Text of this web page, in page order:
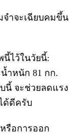
ำจะเฉียบคมขึ้น
ไว้ในวัยนี้:
ำหนัก 81 กก.
นี้ จะช่วยลดแรง
ด้ดีครับ
รือการออก